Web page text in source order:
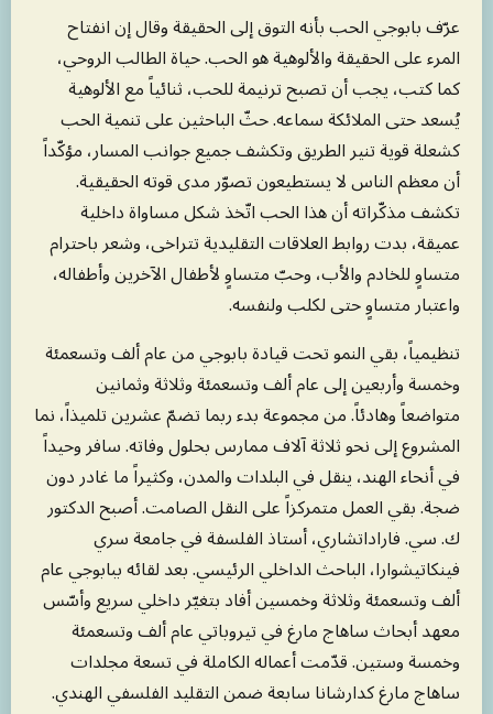
عرّف بابوجي الحب بأنه التوق إلى الحقيقة وقال إن انفتاح
المرء على الحقيقة والألوهية هو الحب. حياة الطالب الروحي،
كما كتب، يجب أن تصبح ترنيمة للحب، ثنائياً مع الألوهية
يُسعد حتى الملائكة سماعه. حثّ الباحثين على تنمية الحب
كشعلة قوية تنير الطريق وتكشف جميع جوانب المسار، مؤكّداً
أن معظم الناس لا يستطيعون تصوّر مدى قوته الحقيقية.
تكشف مذكّراته أن هذا الحب اتّخذ شكل مساواة داخلية
عميقة، بدت روابط العلاقات التقليدية تتراخى، وشعر باحترام
متساوٍ للخادم والأب، وحبّ متساوٍ لأطفال الآخرين وأطفاله،
واعتبار متساوٍ حتى لكلب ولنفسه.
تنظيمياً، بقي النمو تحت قيادة بابوجي من عام ألف وتسعمئة
وخمسة وأربعين إلى عام ألف وتسعمئة وثلاثة وثمانين
متواضعاً وهادئاً. من مجموعة بدء ربما تضمّ عشرين تلميذاً، نما
المشروع إلى نحو ثلاثة آلاف ممارس بحلول وفاته. سافر وحيداً
في أنحاء الهند، ينقل في البلدات والمدن، وكثيراً ما غادر دون
ضجة. بقي العمل متمركزاً على النقل الصامت. أصبح الدكتور
ك. سي. فاراداتشاري، أستاذ الفلسفة في جامعة سري
فينكاتيشوارا، الباحث الداخلي الرئيسي. بعد لقائه ببابوجي عام
ألف وتسعمئة وثلاثة وخمسين أفاد بتغيّر داخلي سريع وأسّس
معهد أبحاث ساهاج مارغ في تيروباتي عام ألف وتسعمئة
وخمسة وستين. قدّمت أعماله الكاملة في تسعة مجلدات
ساهاج مارغ كدارشانا سابعة ضمن التقليد الفلسفي الهندي.